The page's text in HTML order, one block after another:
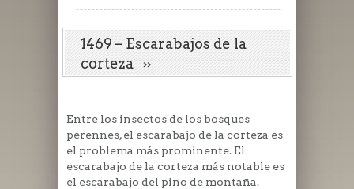
1469 – Escarabajos de la
corteza
Entre los insectos de los bosques
perennes, el escarabajo de la corteza es
el problema más prominente. El
escarabajo de la corteza más notable es
el escarabajo del pino de montaña.